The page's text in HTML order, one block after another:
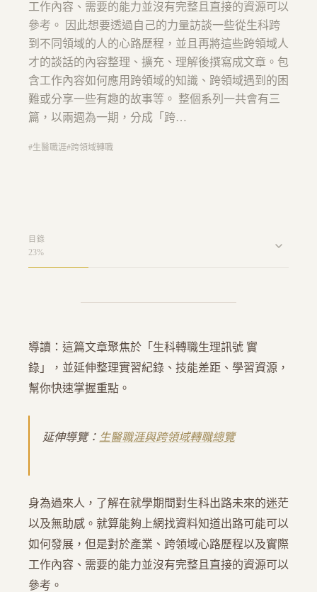
工作內容、需要的能力並沒有完整且直接的資源可以
參考。 因此想要透過自己的力量訪談一些從生科跨
到不同領域的人的心路歷程，並且再將這些跨領域人
才的談話的內容整理、擴充、理解後撰寫成文章。包
含工作內容如何應用跨領域的知識、跨領域遇到的困
難或分享一些有趣的故事等。 整個系列一共會有三
篇，以兩週為一期，分成「跨…
#生醫職涯#跨領域轉職
導讀：這篇文章聚焦於「生科轉職生理訊號 實
錄」，並延伸整理實習紀錄、技能差距、學習資源，
幫你快速掌握重點。
延伸導覽： 生醫職涯與跨領域轉職總覽
身為過來人，了解在就學期間對生科出路未來的迷茫
以及無助感。就算能夠上網找資料知道出路可能可以
如何發展，但是對於產業、跨領域心路歷程以及實際
工作內容、需要的能力並沒有完整且直接的資源可以
參考。
目錄
23%